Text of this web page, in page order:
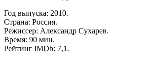
Год выпуска: 2010.
Страна: Россия.
Режиссер: Александр Сухарев.
Время: 90 мин.
Рейтинг IMDb: 7,1.